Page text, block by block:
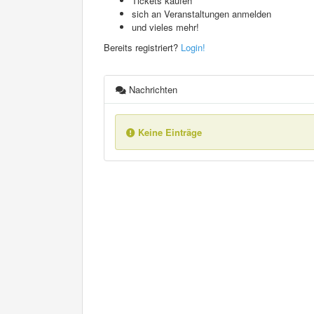
sich an Veranstaltungen anmelden
und vieles mehr!
Bereits registriert? Login!
Nachrichten
Keine Einträge